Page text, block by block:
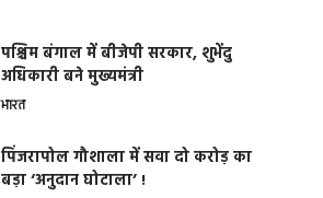
पश्चिम बंगाल में बीजेपी सरकार, शुभेंदु
अधिकारी बने मुख्यमंत्री
भारत
​पिंजरापोल गौशाला में सवा दो करोड़ का
बड़ा ‘अनुदान घोटाला’ !